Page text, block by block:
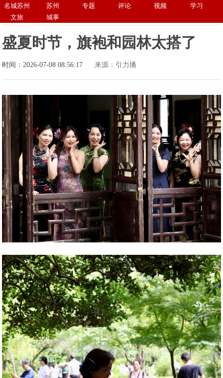
名城苏州 苏州 专题 评论 视频
学习
文旅
城事
盛夏时节，旗袍和园林太搭了
时间：2026-07-08 08:56:17 来源：引力播